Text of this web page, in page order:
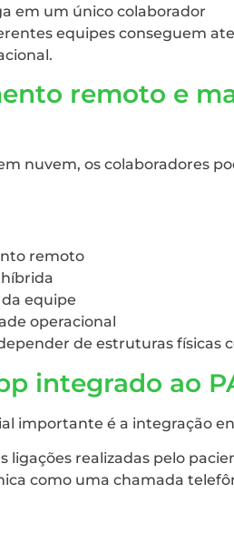
em um único colaborador
equipes conseguem
remoto e
nuvem, os colaboradores
remoto
equipe
operacional
de estruturas físicas
integrado ao
importante é a integração
ligações realizadas pelo
como uma chamada